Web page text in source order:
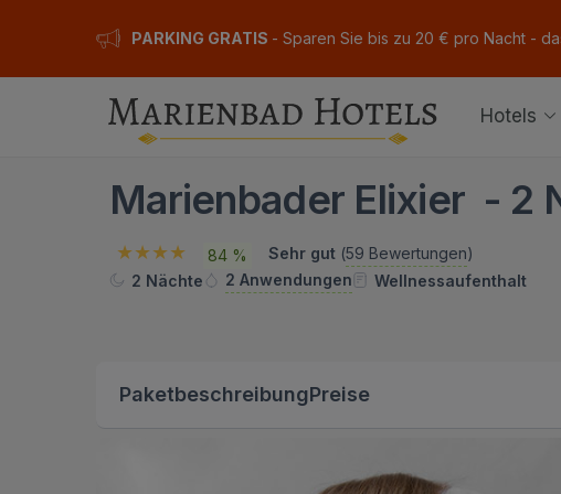
PARKING GRATIS - Sparen Sie bis zu 20 € pro Nacht -
Hotels
Marienbader Elixier - 2
84 % Sehr gut (59 Bewertungen)
2 Nächte
2 Anwendungen Wellnessaufenthalt
PaketbeschreibungPreise